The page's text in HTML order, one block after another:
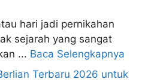
hari jadi pernikahan
sejarah yang sangat
... Baca Selengkapnya
Terbaru 2026 untuk